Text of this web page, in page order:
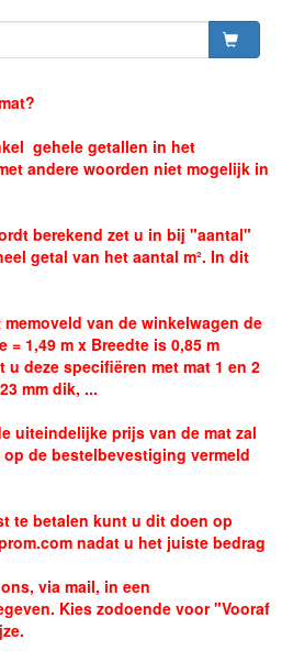
gehele getallen in het
andere woorden niet mogelijk in
berekend zet u in bij "aantal"
getal van het aantal m². In dit
van de winkelwagen de
1,49 m x Breedte is 0,85 m
u deze specifiëren met mat 1 en 2
mm dik, ...
uiteindelijke prijs van de mat zal
de bestelbevestiging vermeld
te betalen kunt u dit doen op
nadat u het juiste bedrag
via mail, in een
Kies zodoende voor "Vooraf